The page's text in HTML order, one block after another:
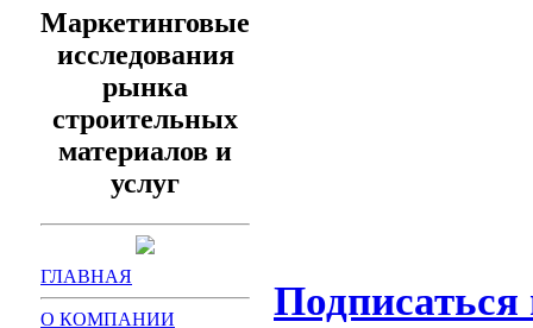
Маркетинговые
исследования
рынка
строительных
материалов и
услуг
ГЛАВНАЯ
О КОМПАНИИ
Подписаться